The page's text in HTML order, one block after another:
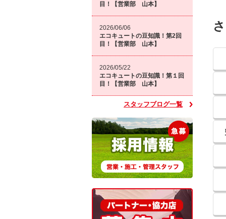
目！【営業部 山本】
2026/06/06
エコキュートの豆知識！第2回
目！【営業部 山本】
2026/05/22
エコキュートの豆知識！第１回
目！【営業部 山本】
スタッフブログ一覧
さ